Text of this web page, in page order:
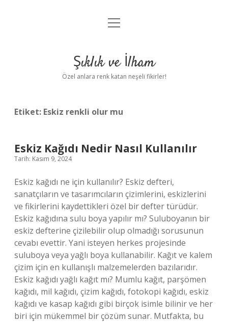
Anasayfa
Yasal Uyarı
menüyü
Şıklık ve İlham
Özel anlara renk katan neşeli fikirler!
Etiket: Eskiz renkli olur mu
Eskiz Kağıdı Nedir Nasıl Kullanılır
Tarih: Kasım 9, 2024
Eskiz kağıdı ne için kullanılır? Eskiz defteri,
sanatçıların ve tasarımcıların çizimlerini, eskizlerini
ve fikirlerini kaydettikleri özel bir defter türüdür.
Eskiz kağıdına sulu boya yapılır mı? Suluboyanın bir
eskiz defterine çizilebilir olup olmadığı sorusunun
cevabı evettir. Yani isteyen herkes projesinde
suluboya veya yağlı boya kullanabilir. Kağıt ve kalem
çizim için en kullanışlı malzemelerden bazılarıdır.
Eskiz kağıdı yağlı kağıt mı? Mumlu kağıt, parşömen
kağıdı, mil kağıdı, çizim kağıdı, fotokopi kağıdı, eskiz
kağıdı ve kasap kağıdı gibi birçok isimle bilinir ve her
biri için mükemmel bir çözüm sunar. Mutfakta, bu